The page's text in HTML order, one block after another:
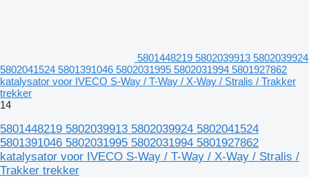
5801448219 5802039913 5802039924
5802041524 5801391046 5802031995 5802031994 5801927862
katalysator voor IVECO S-Way / T-Way / X-Way / Stralis / Trakker
trekker
14
5801448219 5802039913 5802039924 5802041524
5801391046 5802031995 5802031994 5801927862
katalysator voor IVECO S-Way / T-Way / X-Way / Stralis /
Trakker trekker